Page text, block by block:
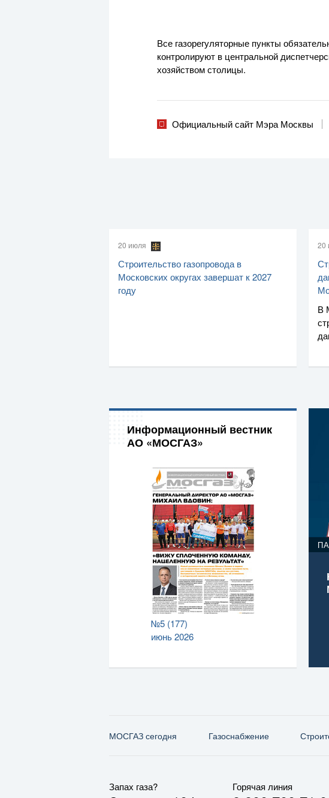
Все газорегуляторные пункты
контролируют в центральной
хозяйством столицы.
Официальный сайт Мэра Москвы
20 июля
Строительство газопровода в
Московских округах завершат к 2027
году
20
В
Информационный вестник
АО «МОСГАЗ»
№5 (177)
июнь 2026
МОСГАЗ сегодня Газо­снабжение
Запах газа? Горячая линия